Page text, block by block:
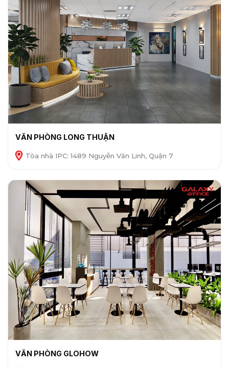
VĂN PHÒNG LONG THUẬN
Tòa nhà IPC: 1489 Nguyễn Văn Linh, Quận 7
VĂN PHÒNG GLOHOW